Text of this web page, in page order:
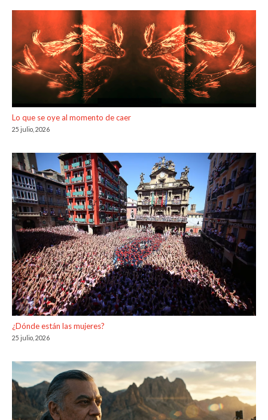
Lo que se oye al momento de caer
25 julio, 2026
¿Dónde están las mujeres?
25 julio, 2026